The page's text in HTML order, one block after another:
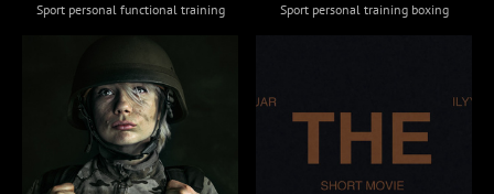
Sport personal functional training Sport personal training boxing